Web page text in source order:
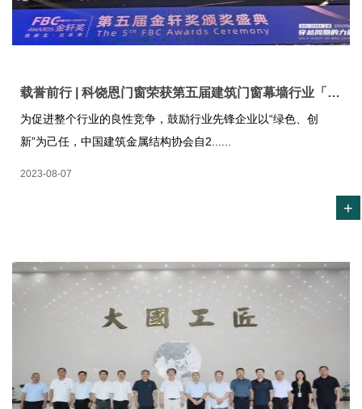
载誉前行 | 科饶恩门窗荣获第五届建筑门窗幕墙行业「金轩奖」
为促进整个行业的良性竞争，鼓励行业先锋企业以“绿色、创
新”为己任，中国建筑金属结构协会自2......
2023-08-07
+